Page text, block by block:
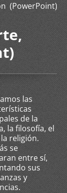
(PowerPoint)
las
de la
la filosofía, el
religión.
se
entre sí,
sus
y